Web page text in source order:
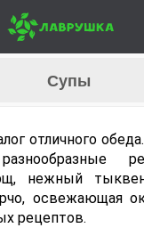
Супы
отличного
нежный
освежающая
рецептов.